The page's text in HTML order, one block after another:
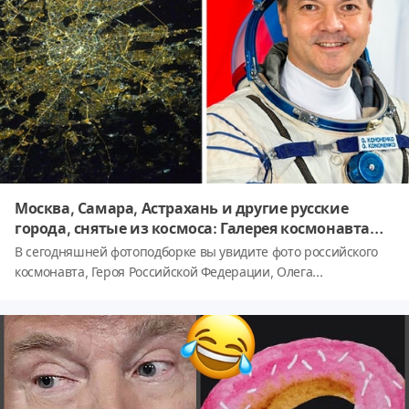
этому событию.
Москва, Самара, Астрахань и другие русские
города, снятые из космоса: Галерея космонавта
Олега Кононенко
В сегодняшней фотоподборке вы увидите фото российского
космонавта, Героя Российской Федерации, Олега
города, снятые в тёмное время суток прямо из космоса!